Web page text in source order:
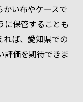
かい布やケースで
に保管することも
れば、愛知県での
評価を期待できま